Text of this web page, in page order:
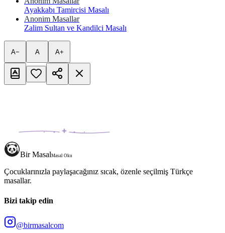
Ayakkabı Tamircisi Masalı
Anonim Masallar
Zalim Sultan ve Kandilci Masalı
A− A A+
Bir MasalMasal Oku
Çocuklarınızla paylaşacağınız sıcak, özenle seçilmiş Türkçe
masallar.
Bizi takip edin
@birmasalcom